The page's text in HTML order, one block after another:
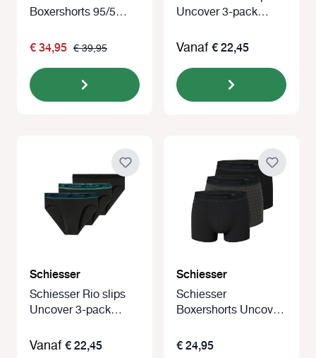
Boxershorts 95/5
wit
€ 34,95 € 39,95
Uncover 3-pack
Vanaf€ 22,45
Schiesser
Schiesser Rio slips
Uncover 3-pack
band
Vanaf€ 22,45
Schiesser
Schiesser
Boxershorts Uncover
€ 24,95